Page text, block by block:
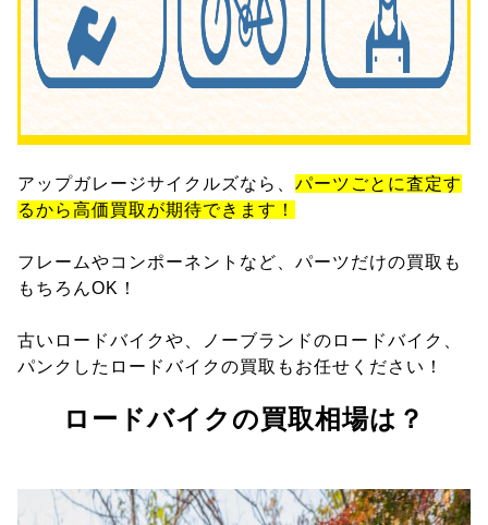
アップガレージサイクルズなら、 パーツごとに査定す
るから高価買取が期待できます！
フレームやコンポーネントなど、パーツだけの買取も
もちろんOK！
古いロードバイクや、ノーブランドのロードバイク、
パンクしたロードバイクの買取もお任せください！
ロードバイクの買取相場は？